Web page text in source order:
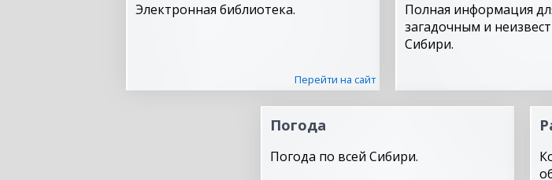
Электронная библиотека.
Перейти на сайт
Полная информация
загадочным и
Сибири.
Погода
Погода по всей Сибири.